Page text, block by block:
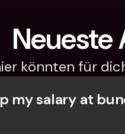
Neueste
könnten für
my salary at